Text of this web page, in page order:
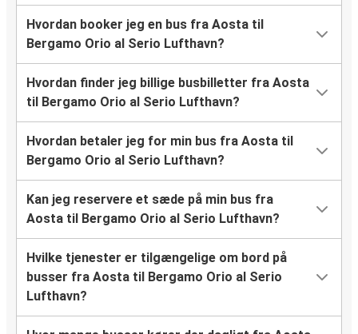
Hvordan booker jeg en bus fra Aosta til
Bergamo Orio al Serio Lufthavn?
Hvordan finder jeg billige busbilletter fra Aosta
til Bergamo Orio al Serio Lufthavn?
Hvordan betaler jeg for min bus fra Aosta til
Bergamo Orio al Serio Lufthavn?
Kan jeg reservere et sæde på min bus fra
Aosta til Bergamo Orio al Serio Lufthavn?
Hvilke tjenester er tilgængelige om bord på
busser fra Aosta til Bergamo Orio al Serio
Lufthavn?